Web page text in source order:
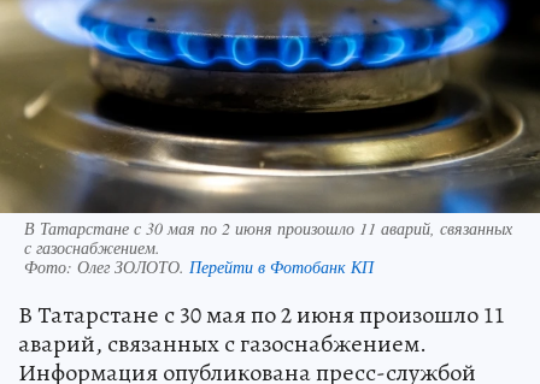
В Татарстане с 30 мая по 2 июня произошло 11 аварий, связанных
с газоснабжением.
Фото: Олег ЗОЛОТО. Перейти в Фотобанк КП
В Татарстане с 30 мая по 2 июня произошло 11
аварий, связанных с газоснабжением.
Информация опубликована пресс-службой